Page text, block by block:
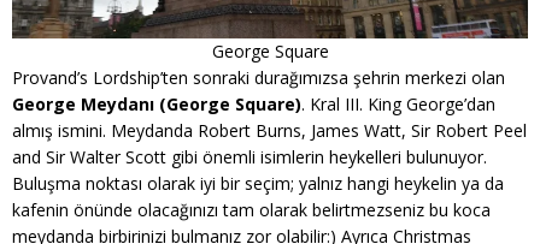
George Square
Provand’s Lordship’ten sonraki durağımızsa şehrin merkezi olan
George Meydanı (George Square). Kral III. King George’dan
almış ismini. Meydanda Robert Burns, James Watt, Sir Robert Peel
and Sir Walter Scott gibi önemli isimlerin heykelleri bulunuyor.
Buluşma noktası olarak iyi bir seçim; yalnız hangi heykelin ya da
kafenin önünde olacağınızı tam olarak belirtmezseniz bu koca
meydanda birbirinizi bulmanız zor olabilir:) Ayrıca Christmas